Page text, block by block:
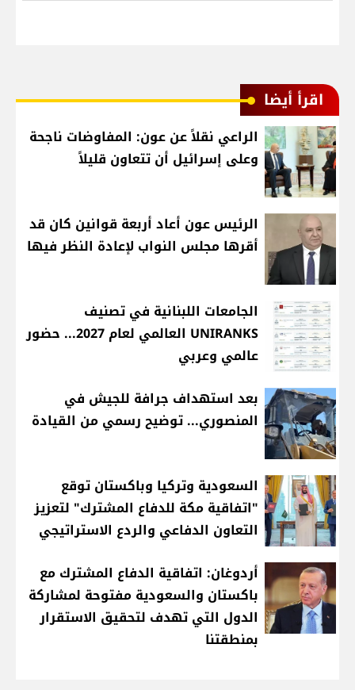
اقرأ أيضا
الراعي نقلاً عن عون: المفاوضات ناجحة
وعلى إسرائيل أن تتعاون قليلاً
الرئيس عون أعاد أربعة قوانين كان قد
أقرها مجلس النواب لإعادة النظر فيها
الجامعات اللبنانية في تصنيف
UNIRANKS العالمي لعام 2027... حضور
عالمي وعربي
بعد استهداف جرافة للجيش في
المنصوري... توضيح رسمي من القيادة
السعودية وتركيا وباكستان توقع
"اتفاقية مكة للدفاع المشترك" لتعزيز
التعاون الدفاعي والردع الاستراتيجي
أردوغان: اتفاقية الدفاع المشترك مع
باكستان والسعودية مفتوحة لمشاركة
الدول التي تهدف لتحقيق الاستقرار
بمنطقتنا